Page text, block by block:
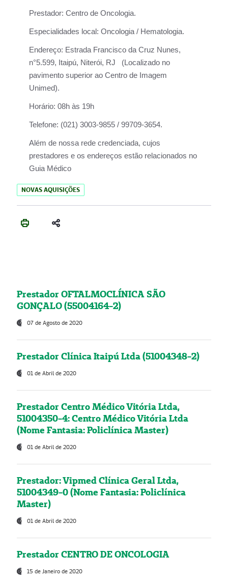
Prestador: Centro de Oncologia.
Especialidades local: Oncologia / Hematologia.
Endereço: Estrada Francisco da Cruz Nunes,
n°5.599, Itaipú, Niterói, RJ (Localizado no
pavimento superior ao Centro de Imagem
Unimed).
Horário: 08h às 19h
Telefone: (021) 3003-9855 / 99709-3654.
Além de nossa rede credenciada, cujos
prestadores e os endereços estão relacionados no
Guia Médico
NOVAS AQUISIÇÕES
Prestador OFTALMOCLÍNICA SÃO
GONÇALO (55004164-2)
07 de Agosto de 2020
Prestador Clínica Itaipú Ltda (51004348-2)
01 de Abril de 2020
Prestador Centro Médico Vitória Ltda,
51004350-4: Centro Médico Vitória Ltda
(Nome Fantasia: Policlínica Master)
01 de Abril de 2020
Prestador: Vipmed Clínica Geral Ltda,
51004349-0 (Nome Fantasia: Policlínica
Master)
01 de Abril de 2020
Prestador CENTRO DE ONCOLOGIA
15 de Janeiro de 2020